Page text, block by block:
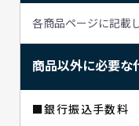
各商品ページに記載
商品以外に必要な
■銀行振込手数料